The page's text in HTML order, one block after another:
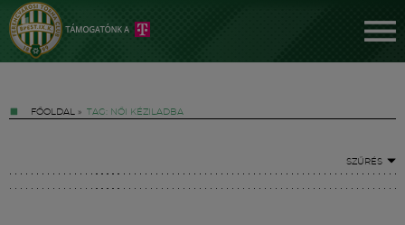
FŐOLDAL » TAG: NŐI KÉZILADBA
SZŰRÉS